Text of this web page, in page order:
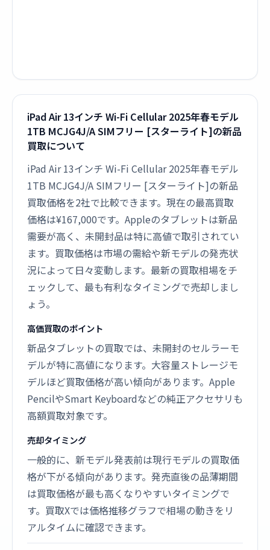
iPad Air 13インチ Wi-Fi Cellular 2025年春モデル
1TB MCJG4J/A SIMフリー [スターライト]の新品
買取について
iPad Air 13インチ Wi-Fi Cellular 2025年春モデル
1TB MCJG4J/A SIMフリー [スターライト]の新品
買取価格を2社で比較できます。現在の最高買取
価格は¥167,000です。Appleのタブレットは新品
需要が高く、未開封品は特に高値で取引されてい
ます。買取価格は市場の需給や新モデルの発売状
況によって日々変動します。最新の買取相場をチ
ェックして、最も有利なタイミングで売却しまし
ょう。
高価買取のポイント
新品タブレットの買取では、未開封のセルラーモ
デルが特に高値になります。大容量ストレージモ
デルほど買取価格が高い傾向があります。Apple
PencilやSmart Keyboardなどの純正アクセサリも
高額買取対象です。
売却タイミング
一般的に、新モデル発表前は現行モデルの買取価
格が下がる傾向があります。発売直後の品薄期間
は買取価格が最も高くなりやすいタイミングで
す。買取Xでは価格推移グラフで相場の動きをリ
アルタイムに確認できます。